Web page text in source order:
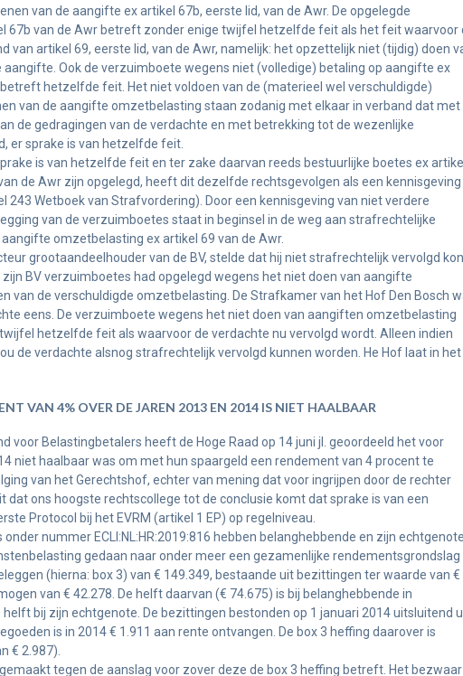
van de aangifte ex artikel 67b, eerste lid, van de Awr. De opgelegde
67b van de Awr betreft zonder enige twijfel hetzelfde feit als het feit waarvoor
van artikel 69, eerste lid, van de Awr, namelijk: het opzettelijk niet (tijdig) doen
Ook de verzuimboete wegens niet (volledige) betaling op aangifte ex
hetzelfde feit. Het niet voldoen van de (materieel wel verschuldigde)
van de aangifte omzetbelasting staan zodanig met elkaar in verband dat met
de gedragingen van de verdachte en met betrekking tot de wezenlijke
er sprake is van hetzelfde feit.
is van hetzelfde feit en ter zake daarvan reeds bestuurlijke boetes ex artikel
de Awr zijn opgelegd, heeft dit dezelfde rechtsgevolgen als een kennisgeving
243 Wetboek van Strafvordering). Door een kennisgeving van niet verdere
van de verzuimboetes staat in beginsel in de weg aan strafrechtelijke
omzetbelasting ex artikel 69 van de Awr.
grootaandeelhouder van de BV, stelde dat hij niet strafrechtelijk vervolgd kon
BV verzuimboetes had opgelegd wegens het niet doen van aangifte
van de verschuldigde omzetbelasting. De Strafkamer van het Hof Den Bosch
eens. De verzuimboete wegens het niet doen van aangiften omzetbelasting
hetzelfde feit als waarvoor de verdachte nu vervolgd wordt. Alleen indien
de verdachte alsnog strafrechtelijk vervolgd kunnen worden. He Hof laat in het
VAN 4% OVER DE JAREN 2013 EN 2014 IS NIET HAALBAAR
voor Belastingbetalers heeft de Hoge Raad op 14 juni jl. geoordeeld het voor
niet haalbaar was om met hun spaargeld een rendement van 4 procent te
van het Gerechtshof, echter van mening dat voor ingrijpen door de rechter
dat ons hoogste rechtscollege tot de conclusie komt dat sprake is van een
Protocol bij het EVRM (artikel 1 EP) op regelniveau.
onder nummer ECLI:NL:HR:2019:816 hebben belanghebbende en zijn echtgenote
gedaan naar onder meer een gezamenlijke rendementsgrondslag
(hierna: box 3) van € 149.349, bestaande uit bezittingen ter waarde van €
van € 42.278. De helft daarvan (€ 74.675) is bij belanghebbende in
bij zijn echtgenote. De bezittingen bestonden op 1 januari 2014 uitsluitend
is in 2014 € 1.911 aan rente ontvangen. De box 3 heffing daarover is
€ 2.987).
tegen de aanslag voor zover deze de box 3 heffing betreft. Het bezwaar